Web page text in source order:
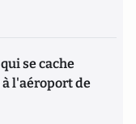
se cache
l'aéroport de